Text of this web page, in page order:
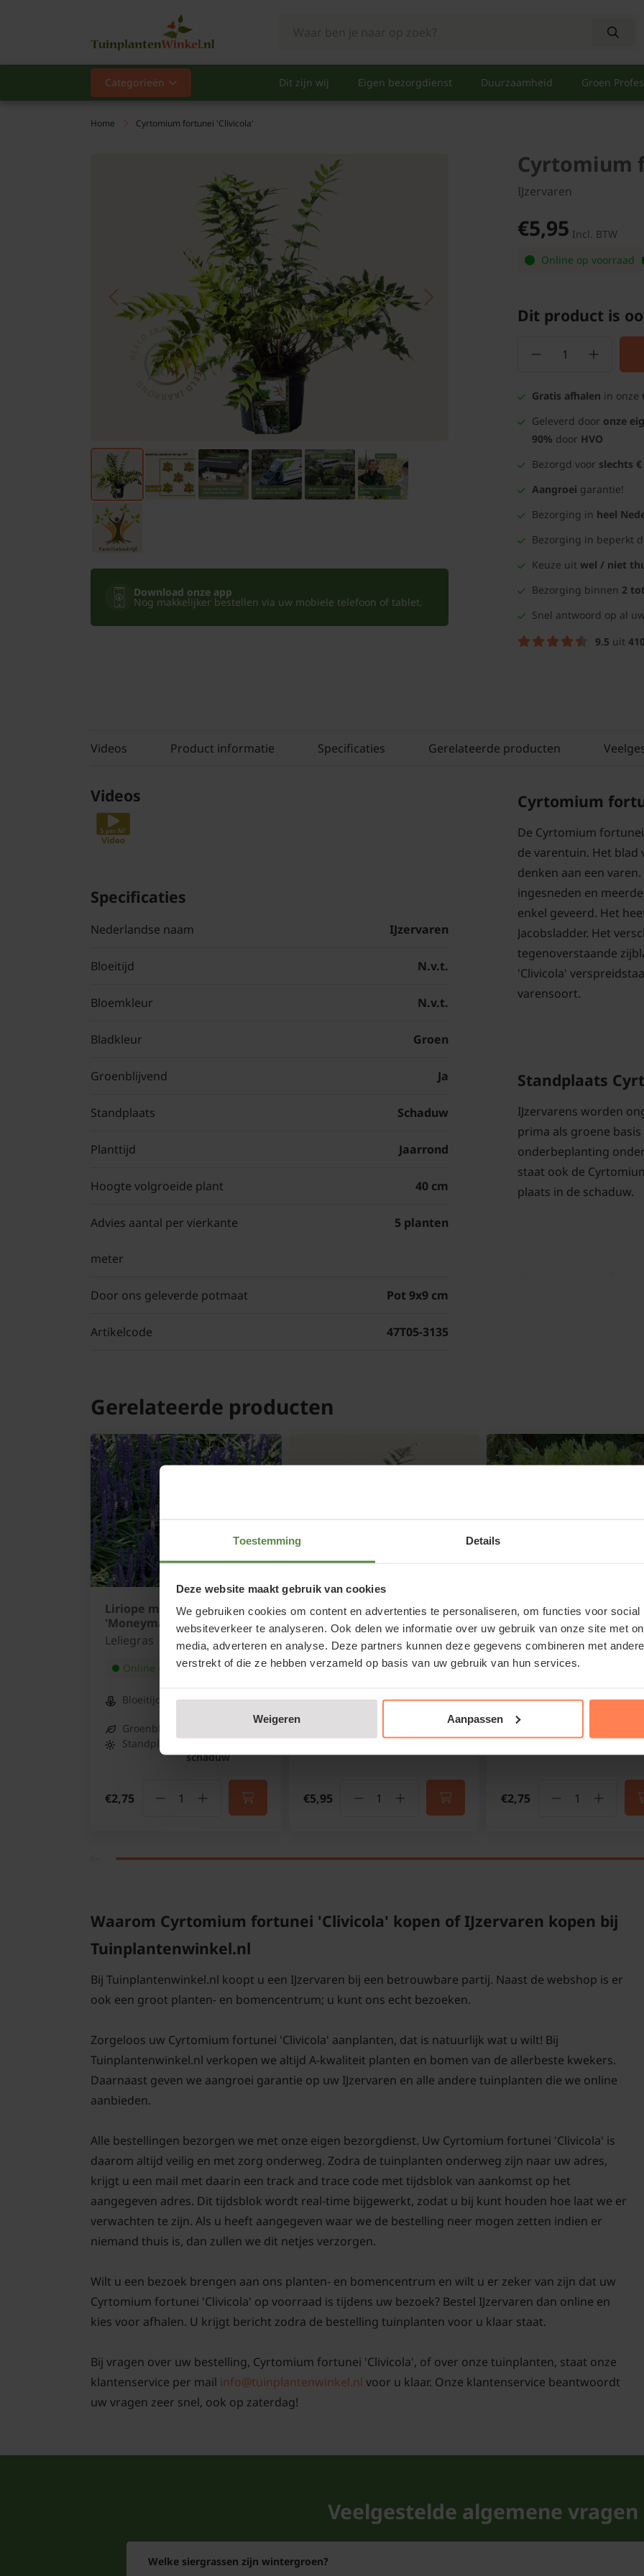
Toestemming Details
Deze website maakt gebruik van cookies
We gebruiken cookies om content en advertenties te personaliseren, om functies voor social
websiteverkeer te analyseren. Ook delen we informatie over uw gebruik van onze site met
media, adverteren en analyse. Deze partners kunnen deze gegevens combineren met
verstrekt of die ze hebben verzameld op basis van uw gebruik van hun services.
Weigeren Aanpassen
Categorieën Dit zijn wij Eigen bezorgdienst Duurzaamheid Groen
Categorieën
Populair
Klimplanten
Fruit
Bomen
Leibomen
Kamerplanten
Bloempotten
Home Cyrtomium fortunei 'Clivicola'
Download onze app
Nog makkelijker bestellen via uw mobiele telefoon of tablet.
Cyrtomium
IJzervaren
€5,95 Incl. BTW
Online op voorraad
Dit product is
Gratis afhalen in onze
Geleverd door onze
90% door HVO
Bezorgd voor slechts €
Aangroei garantie!
Bezorging in heel
Bezorging in beperkt
Keuze uit wel / niet
Bezorging binnen 2
Snel antwoord op al
9.5 uit
Videos Product informatie Specificaties Gerelateerde producten
Videos
Specificaties
Nederlandse naam IJzervaren
Bloeitijd N.v.t.
Bloemkleur N.v.t.
Bladkleur Groen
Groenblijvend Ja
Standplaats Schaduw
Planttijd Jaarrond
Hoogte volgroeide plant 40 cm
Advies aantal per vierkante
meter
5 planten
Door ons geleverde potmaat Pot 9x9 cm
Artikelcode 47T05-3135
Cyrtomium
De Cyrtomium
de varentuin. Het blad
denken aan een
ingesneden en
enkel geveerd. Het
Jacobsladder. Het
tegenoverstaande
'Clivicola'
varensoort.
Standplaats
IJzervarens worden
prima als groene
onderbeplanting
staat ook de
plaats in de schaduw.
Gerelateerde producten
Liriope muscari
'Moneymaker'
Leliegras
Online op voorraad
Bloeitijd:
Augustus -
Groenblijvend:
Standplaats:
schaduw
€2,75
Athyrium niponicum
'Metallicum'
Japanse regenboogvaren
Online op voorraad
Bloeitijd:
N.v.t.
€5,95
Osmunda regalis
koningsvaren
Online op voorraad
Groenblijvend:Nee
Standplaats:
€2,75
Waarom Cyrtomium fortunei 'Clivicola' kopen of IJzervaren kopen bij
Tuinplantenwinkel.nl
Bij Tuinplantenwinkel.nl koopt u een IJzervaren bij een betrouwbare partij. Naast de webshop is er
ook een groot planten- en bomencentrum; u kunt ons echt bezoeken.
Zorgeloos uw Cyrtomium fortunei 'Clivicola' aanplanten, dat is natuurlijk wat u wilt! Bij
Tuinplantenwinkel.nl verkopen we altijd A-kwaliteit planten en bomen van de allerbeste kwekers.
Daarnaast geven we aangroei garantie op uw IJzervaren en alle andere tuinplanten die we online
aanbieden.
Alle bestellingen bezorgen we met onze eigen bezorgdienst. Uw Cyrtomium fortunei 'Clivicola' is
daarom altijd veilig en met zorg onderweg. Zodra de tuinplanten onderweg zijn naar uw adres,
krijgt u een mail met daarin een track and trace code met tijdsblok van aankomst op het
aangegeven adres. Dit tijdsblok wordt real-time bijgewerkt, zodat u bij kunt houden hoe laat we er
verwachten te zijn. Als u heeft aangegeven waar we de bestelling neer mogen zetten indien er
niemand thuis is, dan zullen we dit netjes verzorgen.
Wilt u een bezoek brengen aan ons planten- en bomencentrum en wilt u er zeker van zijn dat uw
Cyrtomium fortunei 'Clivicola' op voorraad is tijdens uw bezoek? Bestel IJzervaren dan online en
kies voor afhalen. U krijgt bericht zodra de bestelling tuinplanten voor u klaar staat.
Bij vragen over uw bestelling, Cyrtomium fortunei 'Clivicola', of over onze tuinplanten, staat onze
klantenservice per mail info@tuinplantenwinkel.nl voor u klaar. Onze klantenservice beantwoordt
uw vragen zeer snel, ook op zaterdag!
Veelgestelde algemene vragen
Welke siergrassen zijn wintergroen?